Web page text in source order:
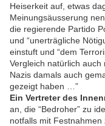
Heiserkeit auf, etwas
Meinungsäusserung
die regierende Partido
und “unerträgliche
einstuft und “dem
Vergleich natürlich auch
Nazis damals auch
gezeigt haben …”
Ein Vertreter des
an, die “Bedroher” zu
notfalls mit